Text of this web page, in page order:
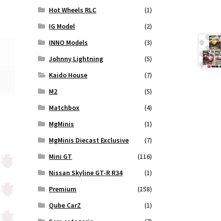
Hot Wheels RLC
(1)
IG Model
(2)
INNO Models
(3)
Johnny Lightning
(5)
Kaido House
(7)
M2
(5)
Matchbox
(4)
MgMinis
(1)
MgMinis Diecast Exclusive
(7)
Mini GT
(116)
Nissan Skyline GT-R R34
(1)
Premium
(158)
Qube CarZ
(1)